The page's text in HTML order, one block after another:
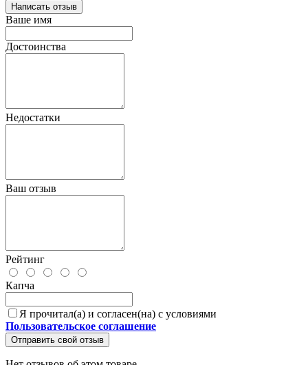
Написать отзыв
Ваше имя
Достоинства
Недостатки
Ваш отзыв
Рейтинг
Капча
Я прочитал(а) и согласен(на) с условиями
Пользовательское соглашение
Отправить свой отзыв